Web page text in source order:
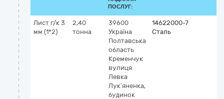
ПОСЛУГ:
Лист г/к 3
мм (1*2)
2,40
тонна
39600
Україна
Полтавська
область
Кременчук
вулиця
Левка
Лук’яненка,
будинок
14622000-7
Сталь